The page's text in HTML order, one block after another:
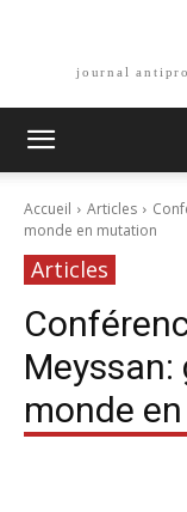
journal
Accueil Articles
monde en mutation
Articles
Meyssan:
monde